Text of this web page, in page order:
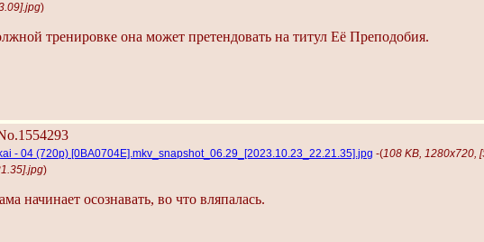
)
тренировке она может претендовать на титул Её Преподобия.
- 04 (720p) [0BA0704E].mkv_snapshot_06.29_[2023.10.23_22.21.35].jpg -(108 KB, 1280x720,
)
начинает осознавать, во что вляпалась.